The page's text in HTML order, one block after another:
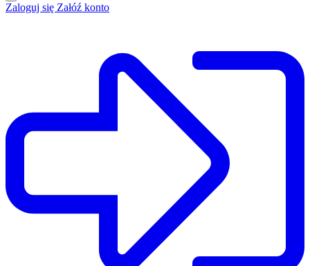
Zaloguj się Załóź konto